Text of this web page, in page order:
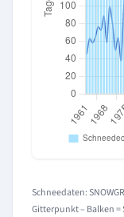
Schneedaten:
Gitterpunkt – Balken =